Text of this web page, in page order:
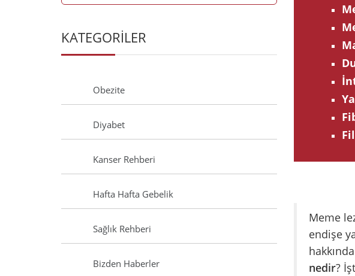
Meme
endişe
nedir?
KATEGORİLER
Obezite
Diyabet
Kanser Rehberi
Hafta Hafta Gebelik
Sağlık Rehberi
Bizden Haberler